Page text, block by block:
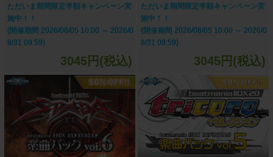
ただいま期間限定半額キャンペーン実
施中！！
(開催期間 2026/08/05 10:00 ～ 2026/0
8/31 09:59)
3045円(税込)
ただいま期間限定半額キャンペーン実
施中！！
(開催期間 2026/08/05 10:00 ～ 2026/0
8/31 09:59)
3045円(税込)